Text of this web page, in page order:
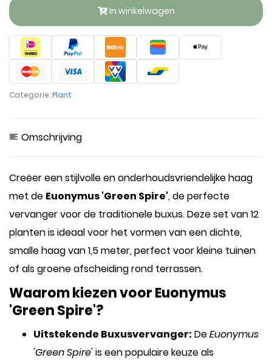
In winkelwagen
Categorie:Plant
Omschrijving
Creëer een stijlvolle en onderhoudsvriendelijke haag
met de Euonymus 'Green Spire', de perfecte
vervanger voor de traditionele buxus. Deze set van 12
planten is ideaal voor het vormen van een dichte,
smalle haag van 1,5 meter, perfect voor kleine tuinen
of als groene afscheiding rond terrassen.
Waarom kiezen voor Euonymus
'Green Spire'?
Uitstekende Buxusvervanger: DeEuonymus
'Green Spire'is een populaire keuze als